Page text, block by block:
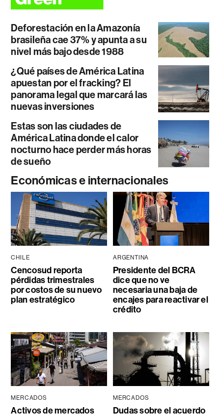
Deforestación en la Amazonía
brasileña cae 37% y apunta a su
nivel más bajo desde 1988
¿Qué países de América Latina
apuestan por el fracking? El
panorama legal que marcará las
nuevas inversiones
Estas son las ciudades de
América Latina donde el calor
nocturno hace perder más horas
de sueño
Económicas e internacionales
CHILE
Cencosud reporta
pérdidas trimestrales
por costos de su nuevo
plan estratégico
ARGENTINA
Presidente del BCRA
dice que no ve
necesaria una baja de
encajes para reactivar el
crédito
MERCADOS
Activos de mercados
MERCADOS
Dudas sobre el acuerdo